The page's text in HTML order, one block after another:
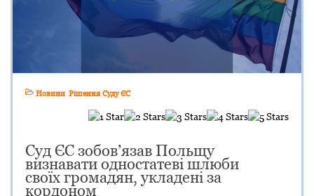
Новини Рішення Суду ЄС
Суд ЄС зобов’язав Польщу
визнавати одностатеві шлюби
своїх громадян, укладені за
кордоном